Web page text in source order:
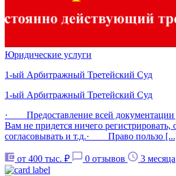
Юридические услуги
1-ый Арбитражный Третейский Суд
1-ый Арбитражный Третейский Суд
· Предоставление всей документации
Вам не придется ничего регистрировать,
согласовывать и т.д.· Право пользо
от 400 тыс. ₽ 0 отзывов 3 месяца